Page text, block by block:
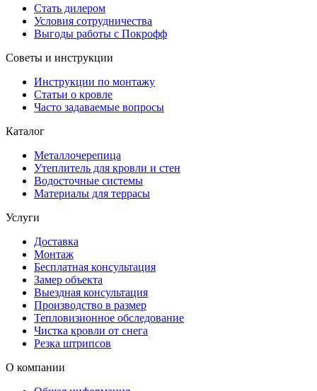
Стать дилером
Условия сотрудничества
Выгоды работы с Покрофф
Советы и инструкции
Инструкции по монтажу
Статьи о кровле
Часто задаваемые вопросы
Каталог
Металлочерепица
Утеплитель для кровли и стен
Водосточные системы
Материалы для террасы
Услуги
Доставка
Монтаж
Бесплатная консультация
Замер объекта
Выездная консультация
Производство в размер
Тепловизионное обследование
Чистка кровли от снега
Резка штрипсов
О компании